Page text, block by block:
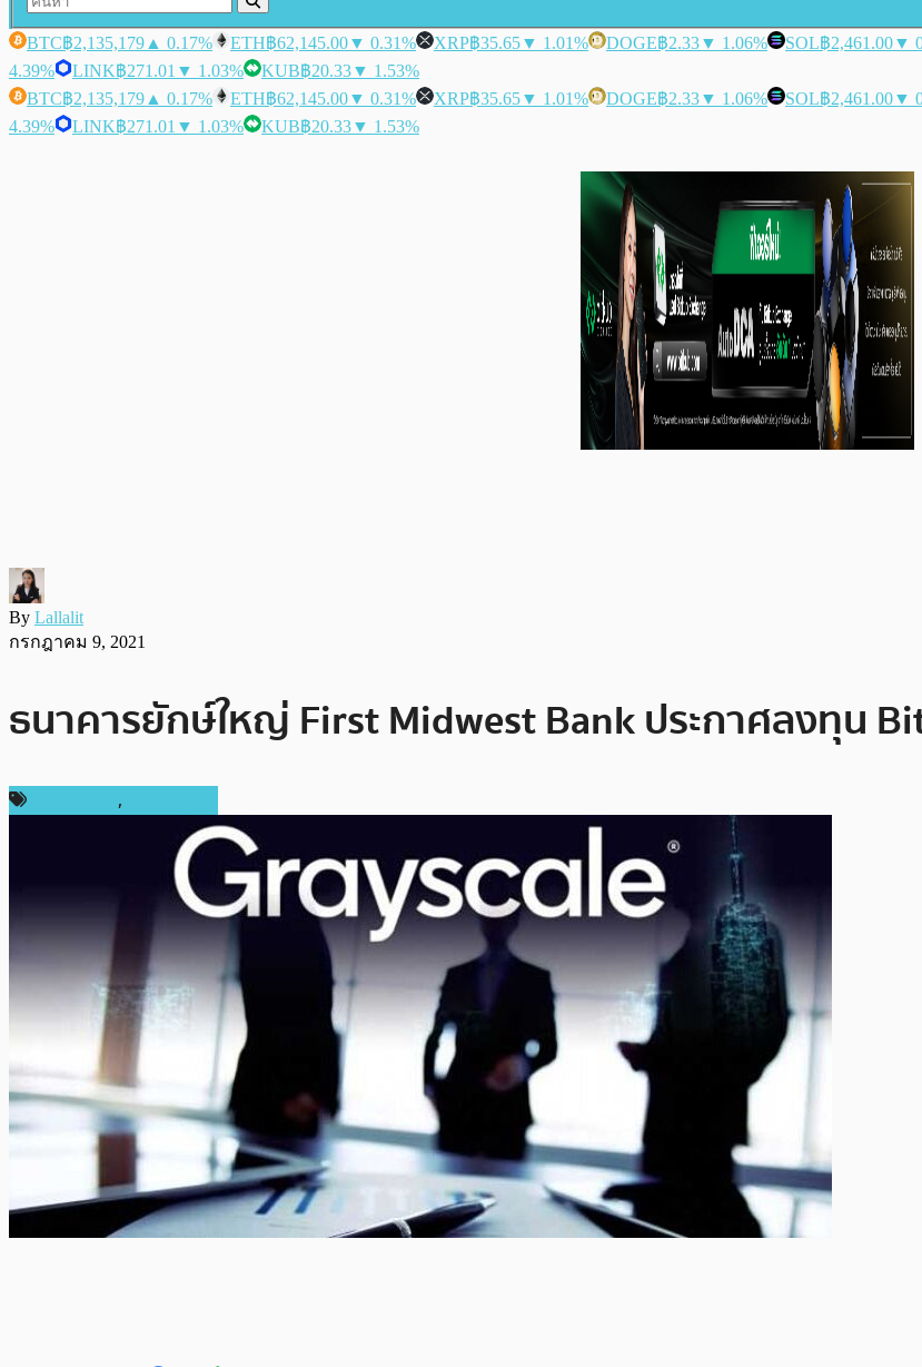
BTC฿2,135,179 ▲ 0.17% ETH฿62,145.00▼ 0.31% XRP฿35.65▼ 1.01% DOGE฿2.33▼ 1.06% SOL฿2,461.00▼
4.39%
LINK฿271.01 ▼ 1.03% KUB฿20.33▼ 1.53%
BTC฿2,135,179 ▲ 0.17% ETH฿62,145.00▼ 0.31% XRP฿35.65▼ 1.01% DOGE฿2.33▼ 1.06% SOL฿2,461.00▼
4.39%
LINK฿271.01 ▼ 1.03% KUB฿20.33▼ 1.53%
By Lallalit
กรกฎาคม 9, 2021
ธนาคารยักษ์ใหญ่ First Midwest Bank ประกาศลงทุน
,